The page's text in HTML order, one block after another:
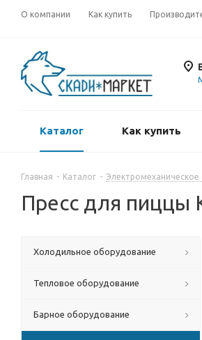
О компании Как купить
Каталог Как купить
Главная - Каталог -
Пресс для пиццы
Холодильное оборудование
Тепловое оборудование
Барное оборудование